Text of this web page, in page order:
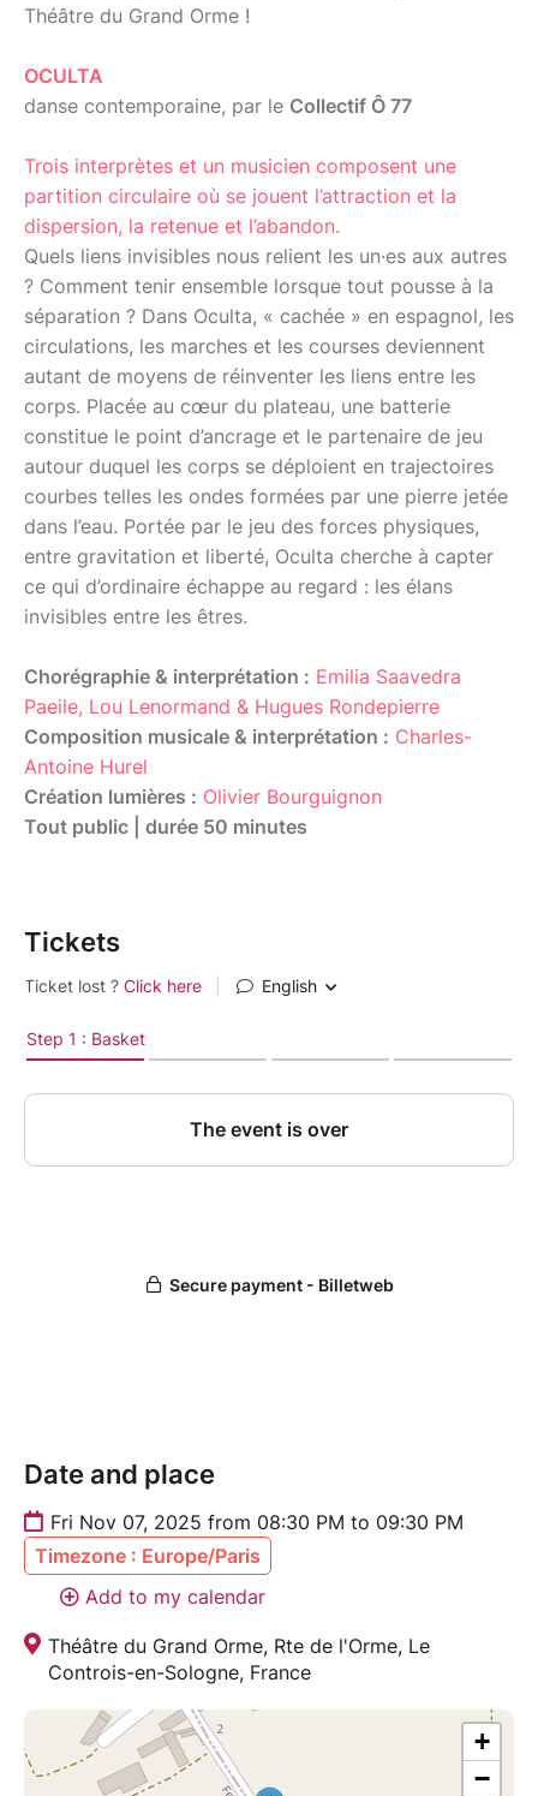
Théâtre du Grand Orme !
OCULTA
danse contemporaine, par le Collectif Ô 77
Trois interprètes et un musicien composent une
partition circulaire où se jouent l’attraction et la
dispersion, la retenue et l’abandon.
Quels liens invisibles nous relient les un·es aux autres
? Comment tenir ensemble lorsque tout pousse à la
séparation ? Dans Oculta, « cachée » en espagnol, les
circulations, les marches et les courses deviennent
autant de moyens de réinventer les liens entre les
corps. Placée au cœur du plateau, une batterie
constitue le point d’ancrage et le partenaire de jeu
autour duquel les corps se déploient en trajectoires
courbes telles les ondes formées par une pierre jetée
dans l’eau. Portée par le jeu des forces physiques,
entre gravitation et liberté, Oculta cherche à capter
ce qui d’ordinaire échappe au regard : les élans
invisibles entre les êtres.
Chorégraphie & interprétation : Emilia Saavedra
Paeile, Lou Lenormand & Hugues Rondepierre
Composition musicale & interprétation : Charles-
Antoine Hurel
Création lumières : Olivier Bourguignon
Tout public | durée 50 minutes
Tickets
Date and place
Fri Nov 07, 2025 from 08:30 PM to 09:30 PM
Timezone : Europe/Paris
Add to my calendar
Théâtre du Grand Orme, Rte de l'Orme, Le
Controis-en-Sologne, France
+
−